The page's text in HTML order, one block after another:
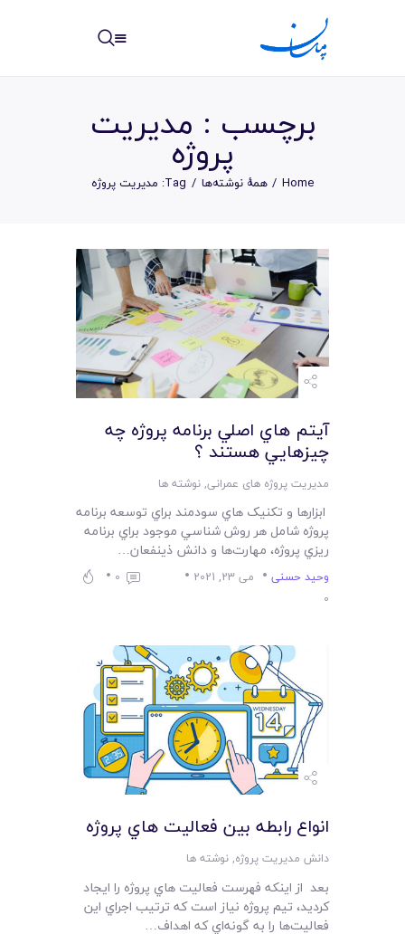
برچسب : مديريت
پروژه
Home همهٔ نوشته‌ها Tag: مديريت پروژه
نوشته ها
مرکز آموزش
امکانات
سیستم ها
آيتم هاي اصلي برنامه پروژه چه
چيزهايي هستند ؟
مدیریت پروژه های عمرانی,نوشته ها
ابزارها و تکنيک هاي سودمند براي توسعه برنامه
پروژه شامل هر روش شناسي موجود براي برنامه
ريزي پروژه، مهارت‌ها و دانش ذينفعان…
وحید حسنی می 23, 2021
0
0
انواع رابطه بين فعاليت هاي پروژه
دانش مدیریت پروژه,نوشته ها
بعد از اينکه فهرست فعاليت هاي پروژه را ايجاد
کرديد، تيم پروژه نياز است که ترتيب اجراي اين
فعاليت‌ها را به گونه‌اي که اهداف…